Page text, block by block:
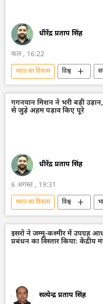
धीरेंद्र प्रताप सिंह
कल , 16:22
भारत का विकास विश्व
संयुक्त राष्ट्र महासचिव
भारत
भारत का विदेश मंत्रालय (MEA)
संसद सदस्य
नई संसद
गगनयान मिशन ने भरी बड़ी
से जुड़े अहम पड़ाव किए पूरे
धीरेंद्र प्रताप सिंह
6 अगस्त , 19:31
भारत का विकास विश्व
आत्मनिर्भर भारत
भारत
अंतरिक्ष
अंतरिक्ष उद्योग
तकनीकी विकास
इसरो ने जम्मू-कश्मीर में उपग्रह
प्रबंधन का विस्तार किया: केंद्रीय
सत्येन्द्र प्रताप सिंह